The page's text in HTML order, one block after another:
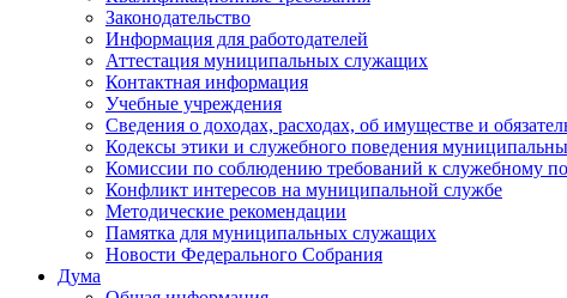
Законодательство
Информация для работодателей
Аттестация муниципальных служащих
Контактная информация
Учебные учреждения
Сведения о доходах, расходах, об имуществе и
Кодексы этики и служебного поведения
Комиссии по соблюдению требований к служебному
Конфликт интересов на муниципальной службе
Методические рекомендации
Памятка для муниципальных служащих
Новости Федерального Cобрания
Дума